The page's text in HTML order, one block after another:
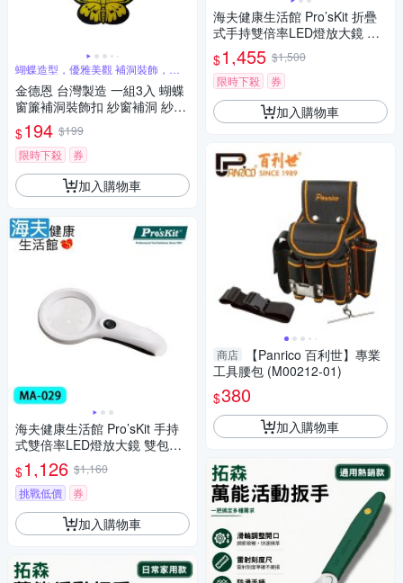
蝴蝶造型，優雅美觀 補洞裝飾，輕
而易舉
金德恩 台灣製造 一組3入 蝴蝶
窗簾補洞裝飾扣 紗窗補洞 紗網
補洞 蚊帳補洞 補紗窗 窗簾補洞
窗簾補洞 裝飾扣
$194 $199
限時下殺
券
加入購物車
海夫健康生活館 Pro’sKit 手持
式雙倍率LED燈放大鏡 雙包裝
MA-029
$1,126 $1,160
挑戰低價
券
加入購物車
海夫健康生活館 Pro’sKit 折疊
式手持雙倍率LED燈放大鏡 雙
包裝 MA-025
$1,455 $1,500
限時下殺
券
加入購物車
商店
【Panrico 百利世】專業
工具腰包 (M00212-01)
$380
加入購物車